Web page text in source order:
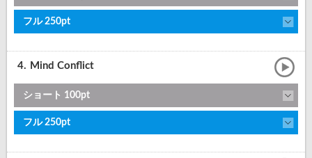
フル 250pt
4. Mind Conflict
ショート 100pt
フル 250pt